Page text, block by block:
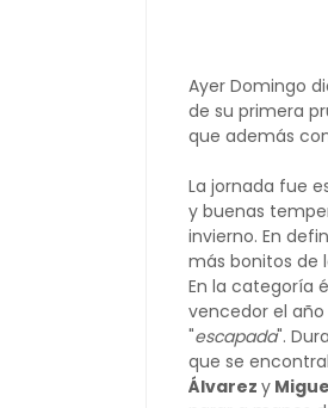
Ayer Domingo
de su primera
que además
La jornada fue
y buenas
invierno. En
más bonitos de
En la categoría
vencedor el
"escapada".
que se
Álvarez y